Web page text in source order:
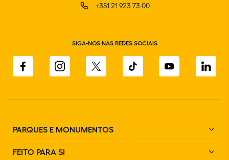
+351 21 923 73 00
SIGA-NOS NAS REDES SOCIAIS
PARQUES E MONUMENTOS
FEITO PARA SI